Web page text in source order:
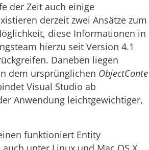
der Zeit auch einige
derzeit zwei Ansätze zum
diese Informationen in
hierzu seit Version 4.1
Daneben liegen
dem ursprünglichen ObjectConte
Visual Studio ab
Anwendung leichtgewichtiger,
funktioniert Entity